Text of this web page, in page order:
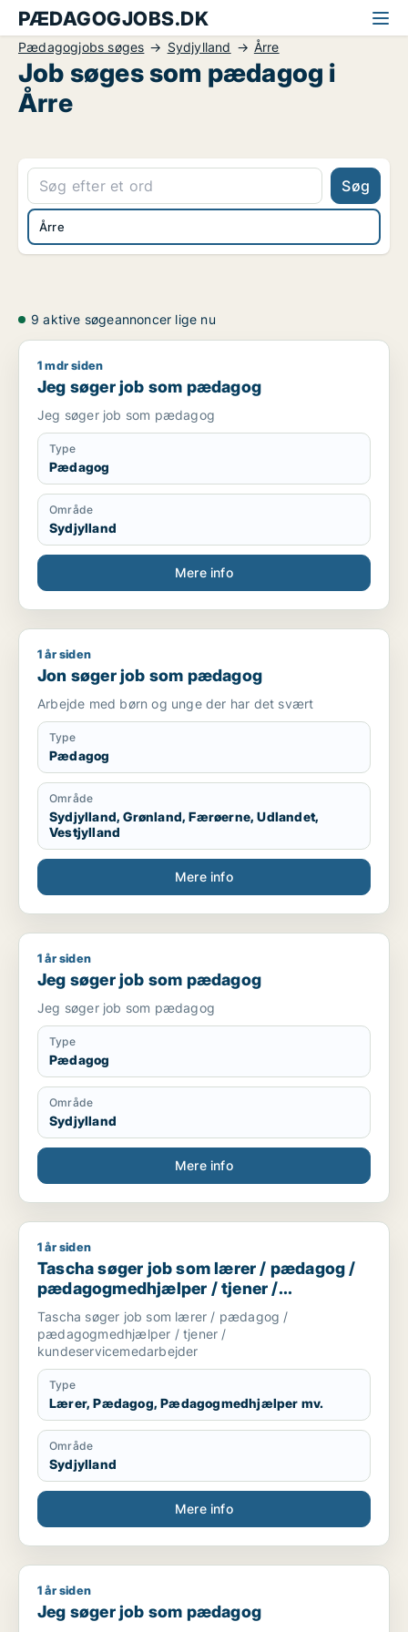
PÆDAGOGJOBS.DK
Pædagogjobs søges Sydjylland Årre
Job søges som pædagog i
Årre
Søg
Årre
9 aktive søgeannoncer lige nu
Jeg søger job som pædagog
1 mdr siden
Jeg søger job som pædagog
Jeg søger job som pædagog
Type
Pædagog
Område
Sydjylland
Mere info
Jon søger job som pædagog
1 år siden
Jon søger job som pædagog
Arbejde med børn og unge der har det svært
Type
Pædagog
Område
Sydjylland, Grønland, Færøerne, Udlandet,
Vestjylland
Mere info
Jeg søger job som pædagog
1 år siden
Jeg søger job som pædagog
Jeg søger job som pædagog
Type
Pædagog
Område
Sydjylland
Mere info
Tascha søger job som lærer / pædagog /
1 år siden
Tascha søger job som lærer / pædagog /
pædagogmedhjælper / tjener /
kundeservicemedarbejder
Tascha søger job som lærer / pædagog /
pædagogmedhjælper / tjener /
kundeservicemedarbejder
Type
Lærer, Pædagog, Pædagogmedhjælper mv.
Område
Sydjylland
Mere info
Jeg søger job som pædagog
1 år siden
Jeg søger job som pædagog